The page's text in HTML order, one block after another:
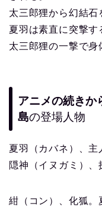
太三郎狸から幻結石
夏羽は素直に突撃す
太三郎狸の一撃で身
アニメの続きか
島の登場人物
夏羽（カバネ）、主
隠神（イヌガミ）、
紺（コン）、化狐。